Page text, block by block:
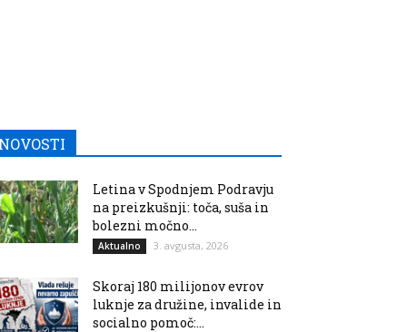
Letina v Spodnjem Podravju
na preizkušnji: toča, suša in
bolezni močno...
Aktualno 3. avgusta, 2026
Skoraj 180 milijonov evrov
luknje za družine, invalide in
socialno pomoč:...